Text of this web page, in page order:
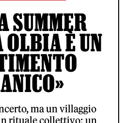
SUMMER
È UN
ma un villaggio
rituale collettivo: un